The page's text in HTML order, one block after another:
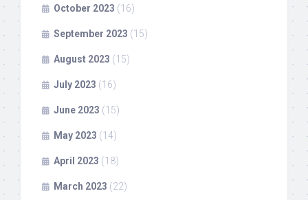
October 2023 (16)
September 2023 (15)
August 2023 (15)
July 2023 (16)
June 2023 (15)
May 2023 (14)
April 2023 (18)
March 2023 (22)